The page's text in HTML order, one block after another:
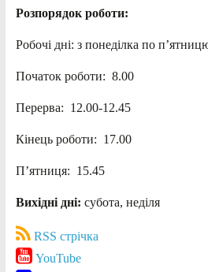
Розпорядок роботи:
Робочі дні: з понеділка по
Початок роботи: 8.00
Перерва: 12.00-12.45
Кінець роботи: 17.00
П’ятниця: 15.45
Вихідні дні: субота, неділя
RSS стрічка
YouTube